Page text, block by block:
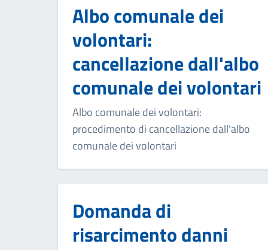
Albo comunale dei
volontari:
cancellazione dall'albo
comunale dei volontari
Albo comunale dei volontari:
procedimento di cancellazione dall'albo
comunale dei volontari
Domanda di
risarcimento danni